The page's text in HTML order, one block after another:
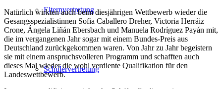
Elternvertretung
Schülervertretung
Natürlich wirkten auch beim diesjährigen Wettbewerb wieder die
Gesangsspezialistinnen Sofia Caballero Dreher, Victoria Herráiz
Crone, Ángela Liñán Ebersbach und Manuela Rodríguez Payán mit,
die im vergangenen Jahr sogar mit einem Bundes-Preis aus
Deutschland zurückgekommen waren. Von Jahr zu Jahr begeistern
sie mit einem anspruchsvolleren Programm und schafften auch
dieses Mal wieder die wohl verdiente Qualifikation für den
Landeswettbewerb.